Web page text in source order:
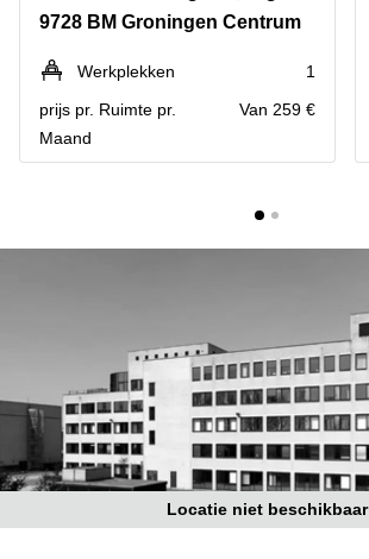
Hengelo
Hilversum
Hoofddorp
Deventer
Westpoort
Reeuwijk
Business
Arnhem
Haag
Coworking
space
Breda
Coworking
9728 BM Groningen Centrum
Werkplekken
1
prijs pr. Ruimte pr.
Maand
Van 259 €
Locatie niet beschikbaar